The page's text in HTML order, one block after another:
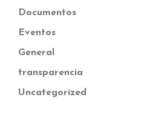
Documentos
Eventos
General
transparencia
Uncategorized